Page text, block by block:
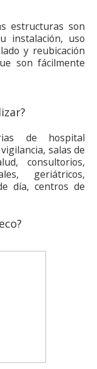
estructuras son
instalación, uso
y reubicación
son fácilmente
de hospital
salas de
consultorios,
geriátricos,
día, centros de